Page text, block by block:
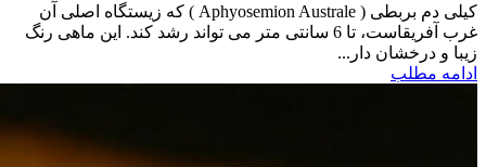
کیلی دم بربطی ( Aphyosemion Australe ) که زیستگاه اصلی آن
غرب آفریقاست، تا 6 سانتی متر می تواند رشد کند. این ماهی رنگ
زیبا و درخشان دار...
ادامه مطلب